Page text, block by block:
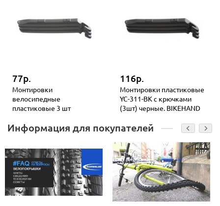
77р.
Монтировки
велосипедные
пластиковые 3 шт
116р.
Монтировки пластиковые
YC-311-BK с крючками
(3шт) черные. BIKEHAND
Информация для покупателей